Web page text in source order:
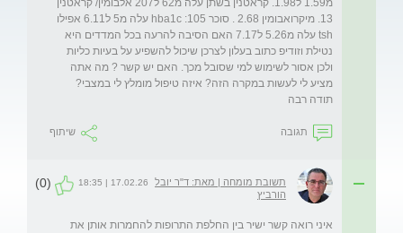
מ1.59 ל1.98. קראטנין בשתן עלה מ62 ל207 אלבומין/ קראטנין
13. מיקרואבומין 2.68 . סוכר 105: hba1c עלה מ5 ל6.11 אפילו
tsh עלה מ5.26 ל7.17 האם הסיבה להרעה בכל המדדים היא
נטילת וזודיפ כתוב בעלון לצרכן שיכול להשפיע על בעיות כליות
ולכן אסור לשימוש למי שסובל מכך. האם יש קשר ? מה אתה
מציע לי לעשות במקרה הזה? איזה טיפול מומלץ לי במצבי?
תודה רבה
תגובה שיתוף
תשובת מומחה | מאת: ד"ר יובל
הורביץ
17.02.26 | 18:35
(0)
איני רואה קשר ישיר בין החלפת התרופות להחמרות אותן את